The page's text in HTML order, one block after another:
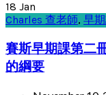
18 Jan
Charles 查老師, 早
賽斯早期課第二
的綱要